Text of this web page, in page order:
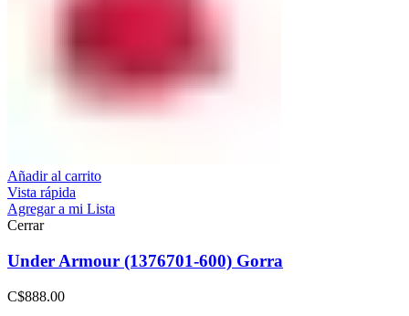
Añadir al carrito
Vista rápida
Agregar a mi Lista
Cerrar
Under Armour (1376701-600) Gorra
C$888.00